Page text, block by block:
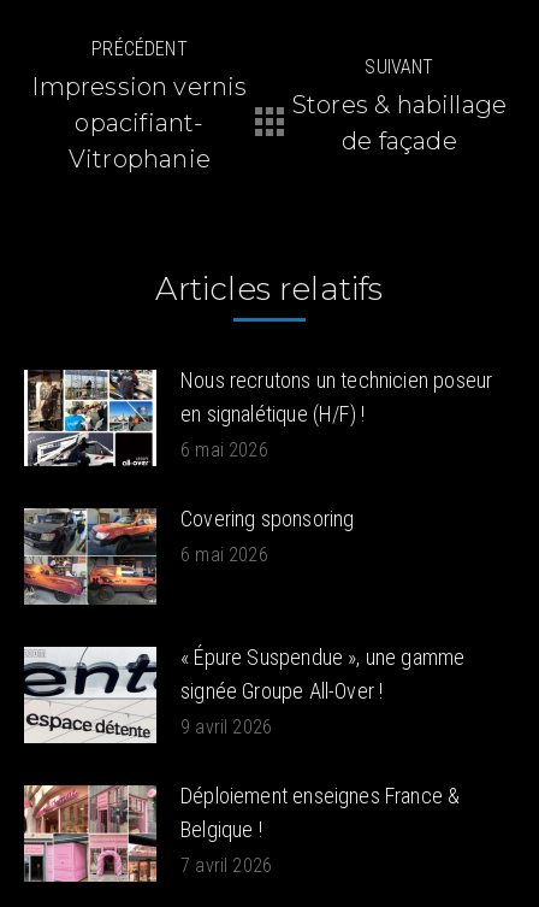
Navigation
article
PRÉCÉDENT
Article
précédent
Impression vernis
opacifiant-
Vitrophanie
SUIVANT
Article
suivant
Stores & habillage
de façade
Articles relatifs
Nous recrutons un technicien poseur
en signalétique (H/F) !
6 mai 2026
Covering sponsoring
6 mai 2026
« Épure Suspendue », une gamme
signée Groupe All-Over !
9 avril 2026
Déploiement enseignes France &
Belgique !
7 avril 2026